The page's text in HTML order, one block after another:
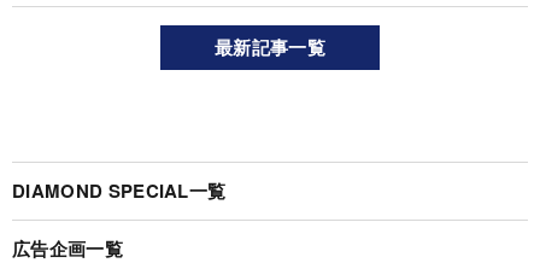
最新記事一覧
DIAMOND SPECIAL一覧
広告企画一覧